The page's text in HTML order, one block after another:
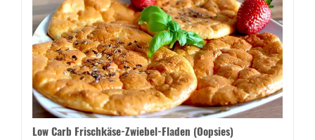
Low Carb Frischkäse-Zwiebel-Fladen (Oopsies)